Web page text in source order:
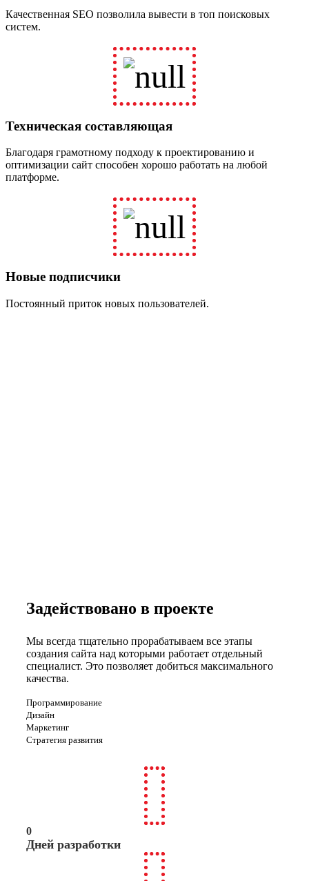
Качественная SEO позволила вывести в топ поисковых
систем.
Техническая составляющая
Благодаря грамотному подходу к проектированию и
оптимизации сайт способен хорошо работать на любой
платформе.
Новые подписчики
Постоянный приток новых пользователей.
Задействовано в проекте
Мы всегда тщательно прорабатываем все этапы
создания сайта над которыми работает отдельный
специалист. Это позволяет добиться максимального
качества.
Программирование
Дизайн
Маркетинг
Стратегия развития
0
Дней разработки